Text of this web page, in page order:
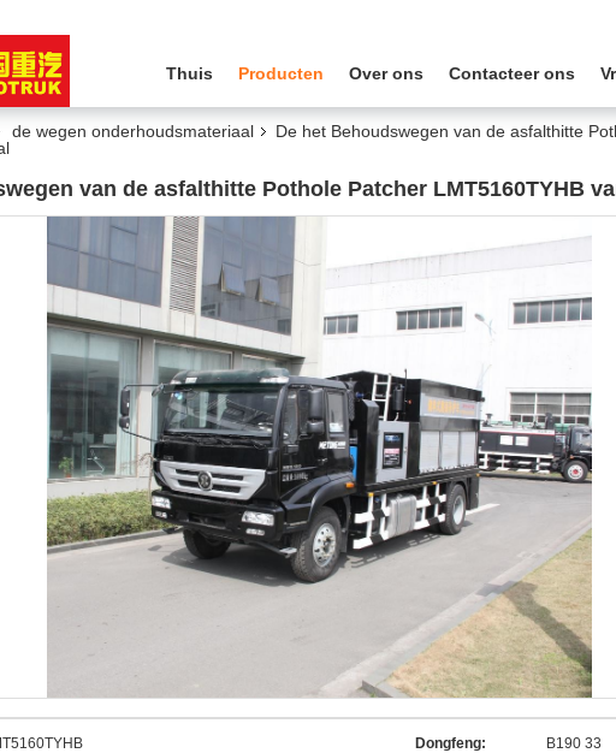
Thuis Producten Over ons Contacteer ons
de wegen onderhoudsmateriaal
De het Behoudswegen van de asfalthitte
van de asfalthitte Pothole Patcher LMT5160TYHB
Dongfeng: B190 33